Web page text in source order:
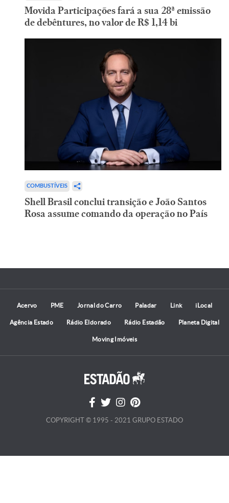
Movida Participações fará a sua 28ª emissão
de debêntures, no valor de R$ 1,14 bi
COMBUSTÍVEIS
Shell Brasil conclui transição e João Santos
Rosa assume comando da operação no País
Acervo PME Jornal do Carro Paladar Link iLocal
Agência Estado Rádio Eldorado Rádio Estadão Planeta Digital
Moving Imóveis
COPYRIGHT © 1995 - 2021 GRUPO ESTADO